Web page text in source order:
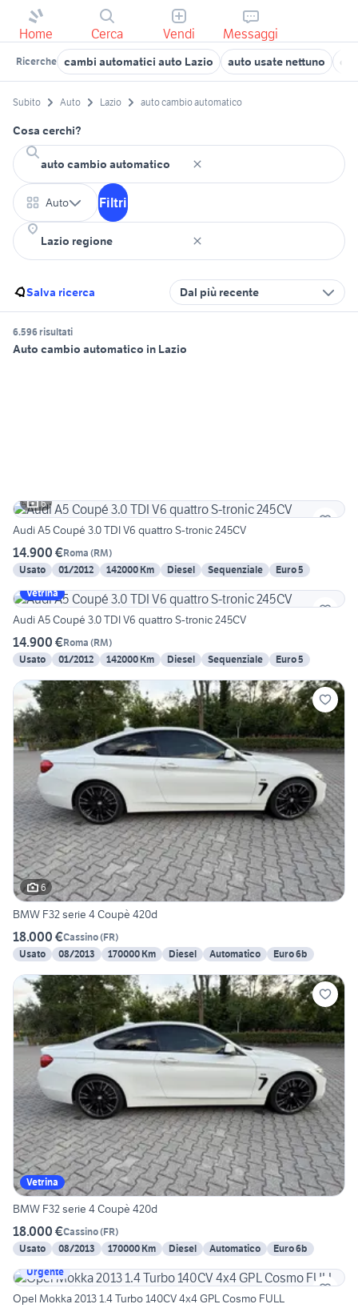
Home Cerca Vendi Messaggi
Ricerche cambi automatici auto Lazio auto usate nettuno
Subito Auto Lazio auto cambio automatico
Cosa cerchi?
Auto Filtri
Salva ricerca Dal più recente
6.596 risultati
Auto cambio automatico in Lazio
6
Audi A5 Coupé 3.0 TDI V6 quattro S-tronic 245CV
14.900 €Roma (RM)
Usato
01/2012 142000 Km Diesel Sequenziale
Euro 5
Vetrina
Audi A5 Coupé 3.0 TDI V6 quattro S-tronic 245CV
14.900 €Roma (RM)
Usato
01/2012 142000 Km Diesel Sequenziale Euro 5
6
BMW F32 serie 4 Coupè 420d
18.000 €Cassino(FR)
Usato
08/2013 170000 Km Diesel Automatico Euro 6b
Vetrina
BMW F32 serie 4 Coupè 420d
18.000 €Cassino(FR)
Usato
08/2013 170000 Km Diesel Automatico
Euro 6b
Urgente
Opel Mokka 2013 1.4 Turbo 140CV 4x4 GPL Cosmo FULL